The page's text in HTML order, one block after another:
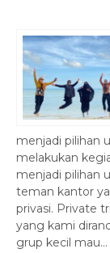
menjadi pilihan
melakukan
menjadi pilihan
teman kantor
privasi. Private
yang kami
grup kecil mau...